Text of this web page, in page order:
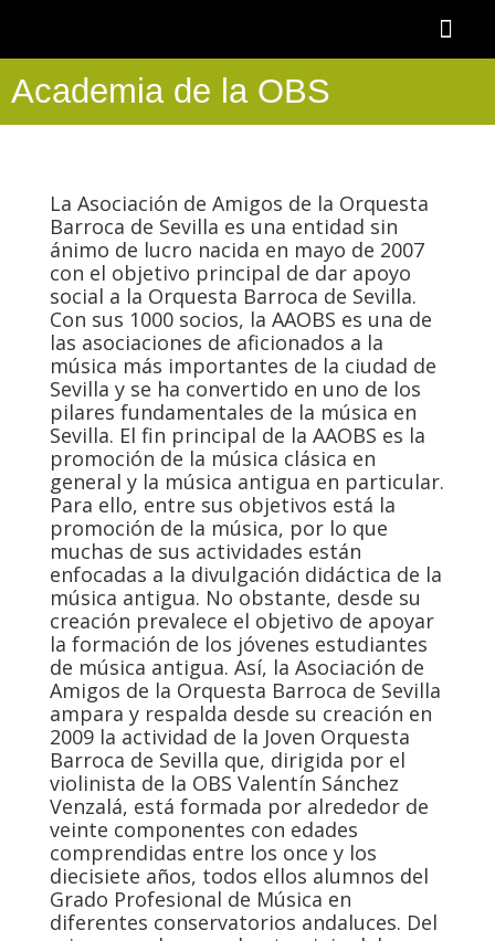
Academia de la OBS
La Asociación de Amigos de la Orquesta
Barroca de Sevilla es una entidad sin
ánimo de lucro nacida en mayo de 2007
con el objetivo principal de dar apoyo
social a la Orquesta Barroca de Sevilla.
Con sus 1000 socios, la AAOBS es una de
las asociaciones de aficionados a la
música más importantes de la ciudad de
Sevilla y se ha convertido en uno de los
pilares fundamentales de la música en
Sevilla. El fin principal de la AAOBS es la
promoción de la música clásica en
general y la música antigua en particular.
Para ello, entre sus objetivos está la
promoción de la música, por lo que
muchas de sus actividades están
enfocadas a la divulgación didáctica de la
música antigua. No obstante, desde su
creación prevalece el objetivo de apoyar
la formación de los jóvenes estudiantes
de música antigua. Así, la Asociación de
Amigos de la Orquesta Barroca de Sevilla
ampara y respalda desde su creación en
2009 la actividad de la Joven Orquesta
Barroca de Sevilla que, dirigida por el
violinista de la OBS Valentín Sánchez
Venzalá, está formada por alrededor de
veinte componentes con edades
comprendidas entre los once y los
diecisiete años, todos ellos alumnos del
Grado Profesional de Música en
diferentes conservatorios andaluces. Del